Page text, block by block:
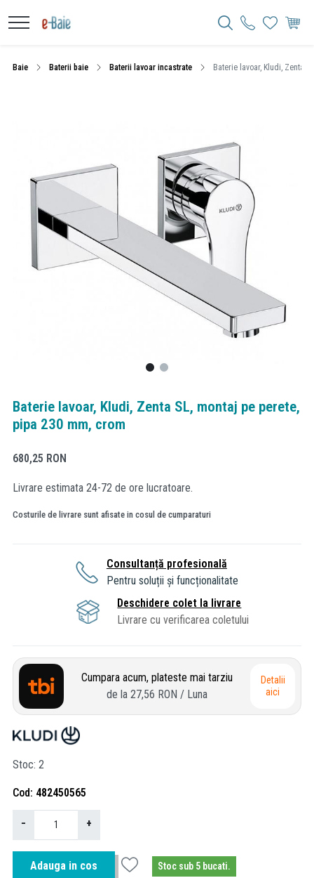
Baie Baterii baie Baterii lavoar incastrate Baterie lavoar, Kludi, Zenta
Baterie lavoar, Kludi, Zenta SL, montaj pe perete,
pipa 230 mm, crom
680,25 RON
Livrare estimata 24-72 de ore lucratoare.
Costurile de livrare sunt afisate in cosul de cumparaturi
Consultanță profesională
Pentru soluții și funcționalitate
Deschidere colet la livrare
Livrare cu verificarea coletului
Cumpara acum, plateste mai tarziu
de la 27,56 RON / Luna
Detalii
aici
Stoc 2
Cod 482450565
− +
Adauga in cos Stoc sub 5 bucati.